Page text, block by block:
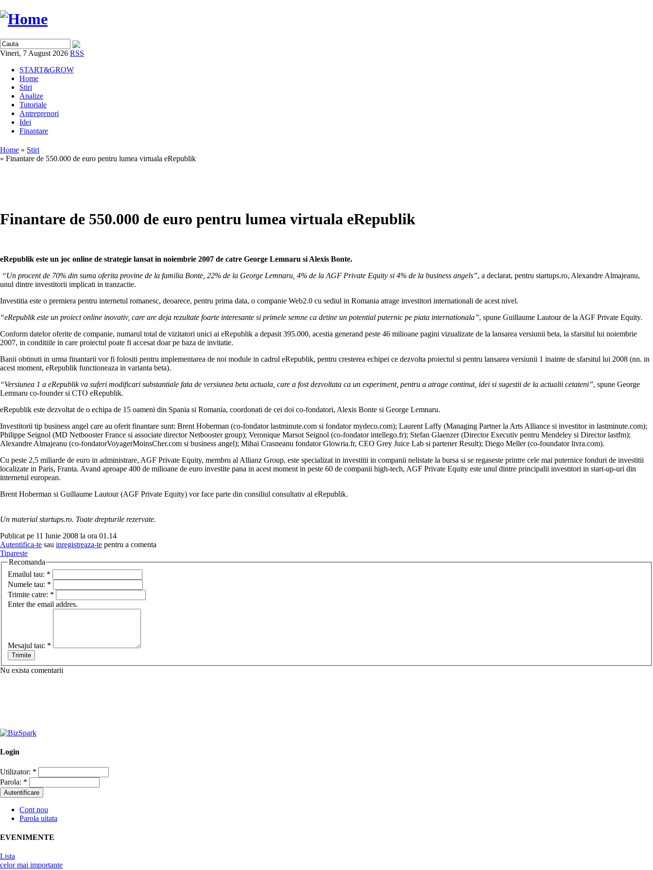
Vineri, 7 August 2026 RSS
START&GROW
Home
Stiri
Analize
Tutoriale
Antreprenori
Idei
Finantare
Home » Stiri
» Finantare de 550.000 de euro pentru lumea virtuala eRepublik
Finantare de 550.000 de euro pentru lumea virtuala eRepublik
eRepublik este un joc online de strategie lansat in noiembrie 2007 de catre George Lemnaru si Alexis Bonte.
“Un procent de 70% din suma oferita provine de la familia Bonte, 22% de la George Lemnaru, 4% de la AGF Private Equity si 4% de la business angels”, a declarat, pentru startups.ro, Alexandre Almajeanu,
unul dintre investitorii implicati in tranzactie.
Investitia este o premiera pentru internetul romanesc, deoarece, pentru prima data, o companie Web2.0 cu sediul in Romania atrage investitori internationali de acest nivel.
“eRepublik este un proiect online inovativ, care are deja rezultate foarte interesante si primele semne ca detine un potential puternic pe piata internationala”, spune Guillaume Lautour de la AGF Private Equity.
Conform datelor oferite de companie, numarul total de vizitatori unici ai eRepublik a depasit 395.000, acestia generand peste 46 milioane pagini vizualizate de la lansarea versiunii beta, la sfarsitul lui noiembrie
2007, in conditiile in care proiectul poate fi accesat doar pe baza de invitatie.
Banii obtinuti in urma finantarii vor fi folositi pentru implementarea de noi module in cadrul eRepublik, pentru cresterea echipei ce dezvolta proiectul si pentru lansarea versiunii 1 inainte de sfarsitul lui 2008 (nn. in
acest moment, eRepublik functioneaza in varianta beta).
“Versiunea 1 a eRepublik va suferi modificari substantiale fata de versiunea beta actuala, care a fost dezvoltata ca un experiment, pentru a atrage continut, idei si sugestii de la actualii cetateni”, spune George
Lemnaru co-founder si CTO eRepublik.
eRepublik este dezvoltat de o echipa de 15 oameni din Spania si Romania, coordonati de cei doi co-fondatori, Alexis Bonte si George Lemnaru.
Investitorii tip business angel care au oferit finantare sunt: Brent Hoberman (co-fondator lastminute.com si fondator mydeco.com); Laurent Laffy (Managing Partner la Arts Alliance si investitor in lastminute.com);
Philippe Seignol (MD Netbooster France si associate director Netbooster group); Veronique Marsot Seignol (co-fondator intellego.fr); Stefan Glaenzer (Director Executiv pentru Mendeley si Director lastfm);
Alexandre Almajeanu (co-fondatorVoyagerMoinsCher.com si business angel); Mihai Crasneanu fondator Glowria.fr, CEO Grey Juice Lab si partener Result); Diego Meller (co-foundator livra.com).
Cu peste 2,5 miliarde de euro in administrare, AGF Private Equity, membru al Allianz Group, este specializat in investitii in companii nelistate la bursa si se regaseste printre cele mai puternice fonduri de investitii
localizate in Paris, Franta. Avand aproape 400 de milioane de euro investite pana in acest moment in peste 60 de companii high-tech, AGF Private Equity este unul dintre principalii investitori in start-up-uri din
internetul european.
Brent Hoberman si Guillaume Lautour (AGF Private Equity) vor face parte din consiliul consultativ al eRepublik.
Un material startups.ro. Toate drepturile rezervate.
Publicat pe 11 Iunie 2008 la ora 01.14
Autentifica-te sau inregistreaza-te pentru a comenta
Tipareste
Recomanda
Emailul tau: *
Numele tau: *
Trimite catre: *
Enter the email addres.
Mesajul tau: *
Nu exista comentarii
Login
Utilizator: *
Parola: *
Cont nou
Parola uitata
EVENIMENTE
Lista
celor mai importante